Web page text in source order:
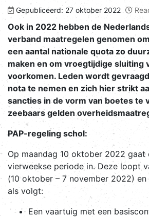
Gepubliceerd: 27 oktober 2022
Ook in 2022 hebben de
verband maatregelen genomen
een aantal nationale quota zo
maken en om vroegtijdige sluiting
voorkomen. Leden wordt
nota te nemen en zich hier strikt
sancties in de vorm van boetes te
zeebaars gelden
PAP-regeling schol:
Op maandag 10 oktober 2022 gaat
vierweekse periode in. Deze loopt
(10 oktober – 7 november 2022)
als volgt:
Een vaartuig met een